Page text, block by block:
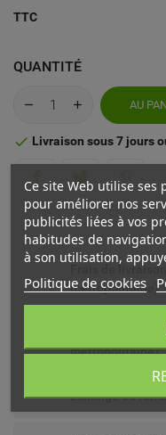
TTC
QUANTITÉ
AU
 Livraison sous 7 jours
Frais de
métropolitaine)
Livré chez vous
métropolitaine)
Echange ou
Ce site Web utilise ses
pour améliorer nos
publicités liées à vos
habitudes de
à son utilisation,
Politique de cookies